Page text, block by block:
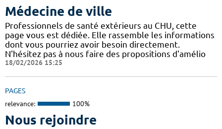
Médecine de ville
Professionnels de santé extérieurs au CHU, cette
page vous est dédiée. Elle rassemble les informations
dont vous pourriez avoir besoin directement.
N'hésitez pas à nous faire des propositions d'amélio
18/02/2026 15:25
PAGES
relevance: 100%
Nous rejoindre